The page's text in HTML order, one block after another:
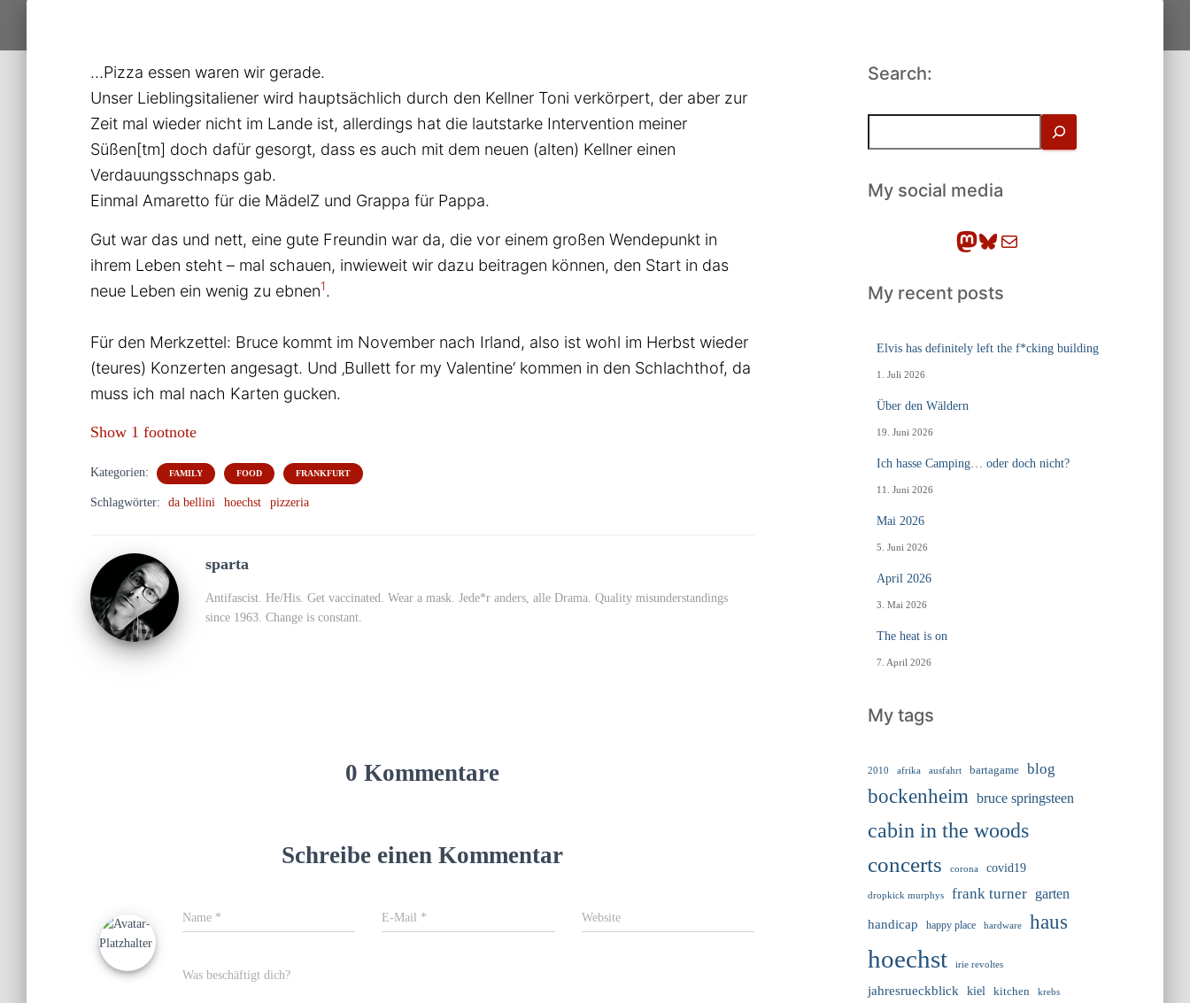
…Pizza essen waren wir gerade.
Unser Lieblingsitaliener wird hauptsächlich durch den Kellner Toni verkörpert, der aber zur
Zeit mal wieder nicht im Lande ist, allerdings hat die lautstarke Intervention meiner
Süßen[tm] doch dafür gesorgt, dass es auch mit dem neuen (alten) Kellner einen
Verdauungsschnaps gab.
Einmal Amaretto für die MädelZ und Grappa für Pappa.
Gut war das und nett, eine gute Freundin war da, die vor einem großen Wendepunkt in
ihrem Leben steht – mal schauen, inwieweit wir dazu beitragen können, den Start in das
neue Leben ein wenig zu ebnen1.
Für den Merkzettel: Bruce kommt im November nach Irland, also ist wohl im Herbst wieder
(teures) Konzerten angesagt. Und ‚Bullett for my Valentine‘ kommen in den Schlachthof, da
muss ich mal nach Karten gucken.
Show 1 footnote
Kategorien: FAMILY FOOD FRANKFURT
Schlagwörter: da bellini hoechst pizzeria
sparta
Antifascist. He/His. Get vaccinated. Wear a mask. Jede*r anders, alle Drama. Quality misunderstandings
since 1963. Change is constant.
0 Kommentare
Schreibe einen Kommentar
Name * E-Mail * Website
Was beschäftigt dich?
Search:
h
eMy social media
Mastodon Bluesky E-Mail
My recent posts
Elvis has definitely left the f*cking building
1. Juli 2026
Über den Wäldern
19. Juni 2026
Ich hasse Camping… oder doch nicht?
11. Juni 2026
Mai 2026
5. Juni 2026
April 2026
3. Mai 2026
The heat is on
7. April 2026
My tags
2010 afrika ausfahrt bartagame blog
bockenheim bruce springsteen
cabin in the woods
concerts
corona covid19
dropkick murphys frank turner
garten
handicap
happy place hardware haus
hoechst irie revoltes
jahresrueckblick kiel kitchen krebs